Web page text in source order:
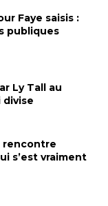
Faye saisis :
publiques
Ly Tall au
divise
rencontre
s’est vraiment